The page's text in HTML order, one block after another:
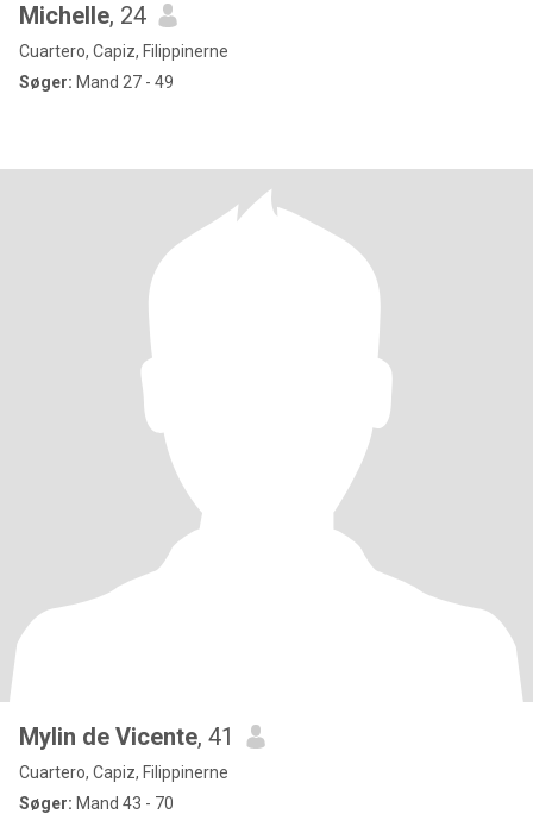
Michelle, 24
Cuartero, Capiz, Filippinerne
Søger: Mand 27 - 49
Mylin de Vicente, 41
Cuartero, Capiz, Filippinerne
Søger: Mand 43 - 70